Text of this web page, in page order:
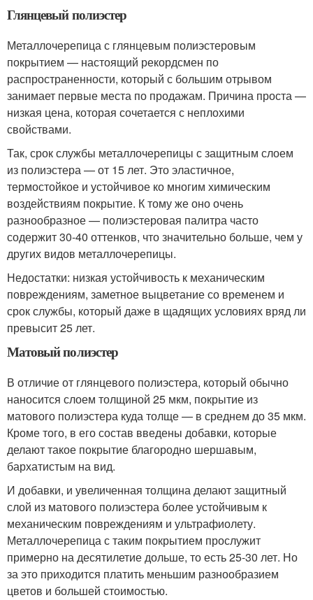
Глянцевый полиэстер
Металлочерепица с глянцевым полиэстеровым
покрытием — настоящий рекордсмен по
распространенности, который с большим отрывом
занимает первые места по продажам. Причина проста —
низкая цена, которая сочетается с неплохими
свойствами.
Так, срок службы металлочерепицы с защитным слоем
из полиэстера — от 15 лет. Это эластичное,
термостойкое и устойчивое ко многим химическим
воздействиям покрытие. К тому же оно очень
разнообразное — полиэстеровая палитра часто
содержит 30-40 оттенков, что значительно больше, чем у
других видов металлочерепицы.
Недостатки: низкая устойчивость к механическим
повреждениям, заметное выцветание со временем и
срок службы, который даже в щадящих условиях вряд ли
превысит 25 лет.
Матовый полиэстер
В отличие от глянцевого полиэстера, который обычно
наносится слоем толщиной 25 мкм, покрытие из
матового полиэстера куда толще — в среднем до 35 мкм.
Кроме того, в его состав введены добавки, которые
делают такое покрытие благородно шершавым,
бархатистым на вид.
И добавки, и увеличенная толщина делают защитный
слой из матового полиэстера более устойчивым к
механическим повреждениям и ультрафиолету.
Металлочерепица с таким покрытием прослужит
примерно на десятилетие дольше, то есть 25-30 лет. Но
за это приходится платить меньшим разнообразием
цветов и большей стоимостью.